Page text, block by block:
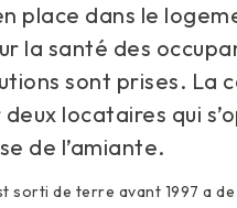
place dans le
la santé des
sont prises. La
locataires qui
de l’amiante.
sorti de terre avant 1997 a